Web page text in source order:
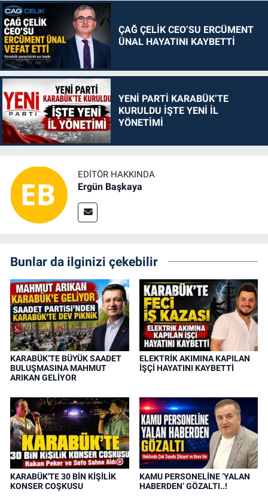
ÇAĞ ÇELİK CEO’SU ERCÜMENT
ÜNAL HAYATINI KAYBETTİ
YENİ PARTİ KARABÜK’TE
KURULDU İŞTE YENİ İL
YÖNETİMİ
EDITÖR HAKKINDA
Ergün Başkaya
Bunlar da ilginizi çekebilir
KARABÜK’TE BÜYÜK SAADET
BULUŞMASINA MAHMUT
ARIKAN GELİYOR
ELEKTRİK AKIMINA KAPILAN
İŞÇİ HAYATINI KAYBETTİ
KARABÜK'TE 30 BİN KİŞİLİK
KONSER COŞKUSU
KAMU PERSONELİNE ‘YALAN
HABERDEN’ GÖZALTI..!